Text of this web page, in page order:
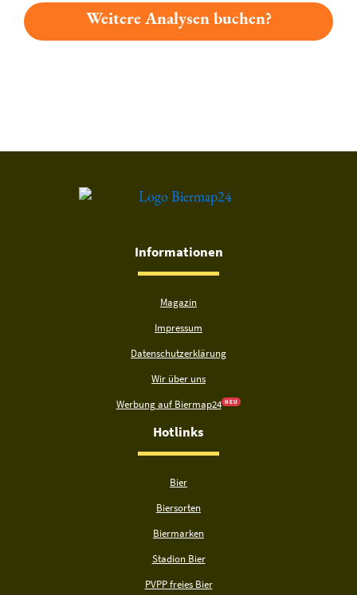
Weitere Analysen buchen?
Informationen
Magazin
Impressum
Datenschutzerklärung
Wir über uns
Werbung auf Biermap24 N E U
Hotlinks
Bier
Biersorten
Biermarken
Stadion Bier
PVPP freies Bier